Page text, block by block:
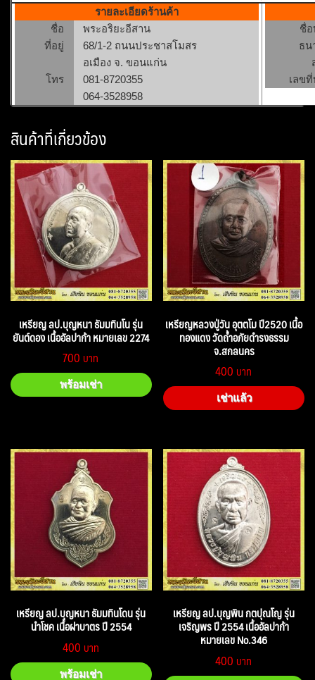
รายละเอียดร้านค้า
ชื่อ
พระอริยะอีสาน
ที่อยู่
68/1-2 ถนนประชาสโมสร
อเมือง จ. ขอนแก่น
โทร
081-8720355
064-3528958
ชื่
ธน
เลข
สินค้าที่เกี่ยวข้อง
เหรียญ ลป.บุญหนา ธัมมทินโน รุ่น
ยันต์ดอง เนื้ออัลปาก้า หมายเลข 2274
700
พร้อมเช่า
เหรียญหลวงปู่วัน อุตตโม ปี2520 เนื้อ
ทองแดง วัดถ้ำอภัยดำรงธรรม
จ.สกลนคร
400
เช่าแล้ว
เหรียญ ลป.บุญหนา ธัมมทินโดน รุ่น
นำโชค เนื้อฝาบาตร ปี 2554
400
พร้อมเช่า
เหรียญ ลป.บุญพิน กตปุณโญ รุ่น
เจริญพร ปี 2554 เนื้ออัลปาก้า
หมายเลข No.346
400